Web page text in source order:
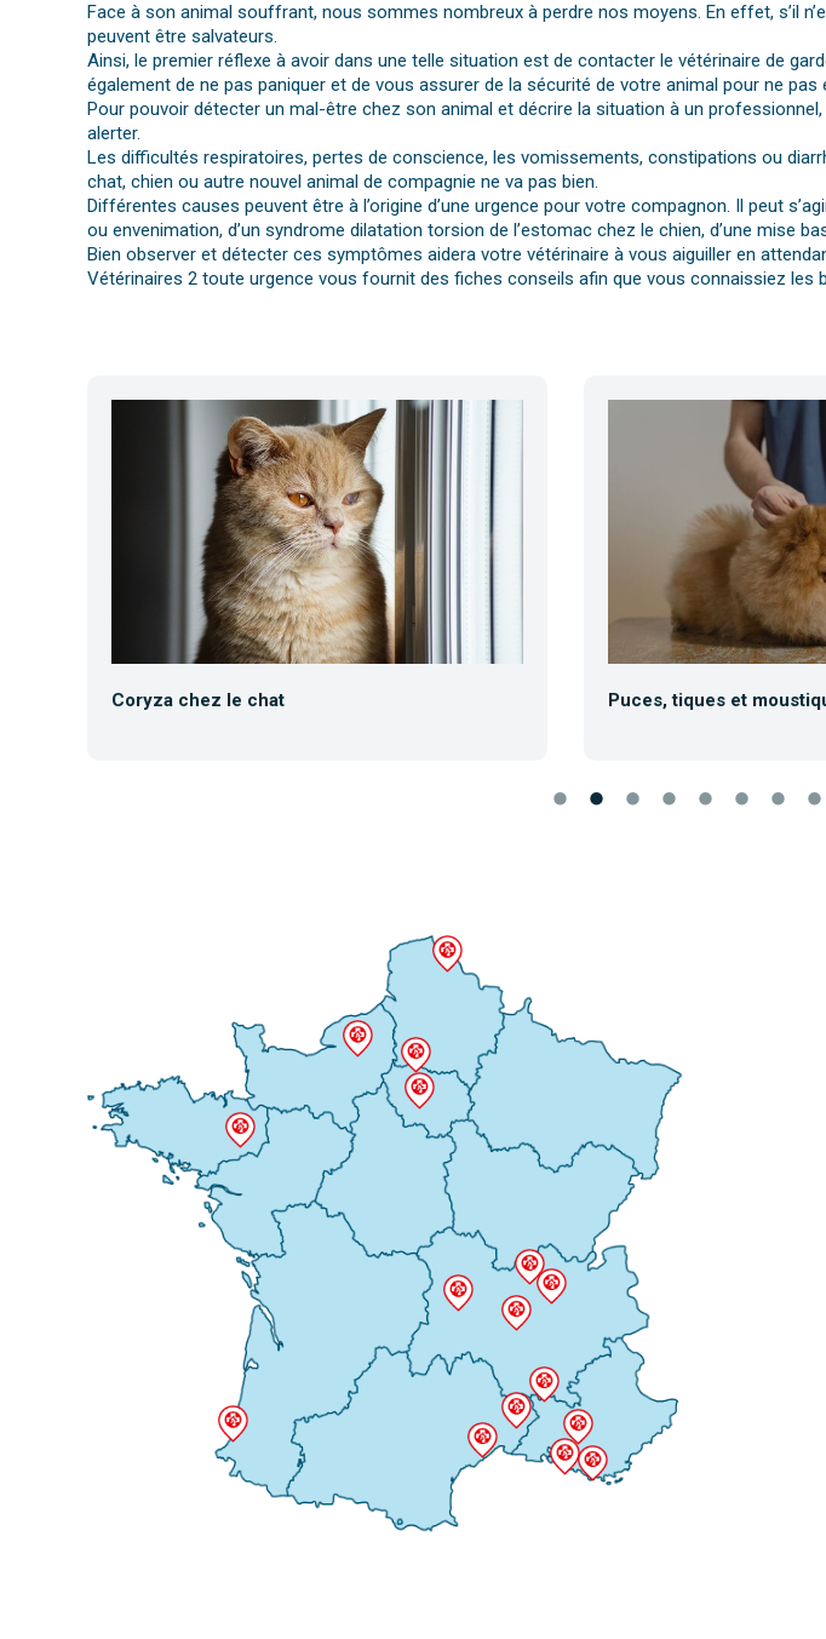
Face à son animal souffrant, nous sommes nombreux à perdre nos moyens. En effet, s’il
peuvent être salvateurs.
Ainsi, le premier réflexe à avoir dans une telle situation est de contacter le vétérinaire de
également de ne pas paniquer et de vous assurer de la sécurité de votre animal pour ne pas
Pour pouvoir détecter un mal-être chez son animal et décrire la situation à un
alerter.
Les difficultés respiratoires, pertes de conscience, les vomissements, constipations ou
chat, chien ou autre nouvel animal de compagnie ne va pas bien.
Différentes causes peuvent être à l’origine d’une urgence pour votre compagnon. Il peut
ou envenimation, d’un syndrome dilatation torsion de l’estomac chez le chien, d’une mise
Bien observer et détecter ces symptômes aidera votre vétérinaire à vous aiguiller en
Vétérinaires 2 toute urgence vous fournit des fiches conseils afin que vous connaissiez les
Coryza chez le chat Puces, tiques et